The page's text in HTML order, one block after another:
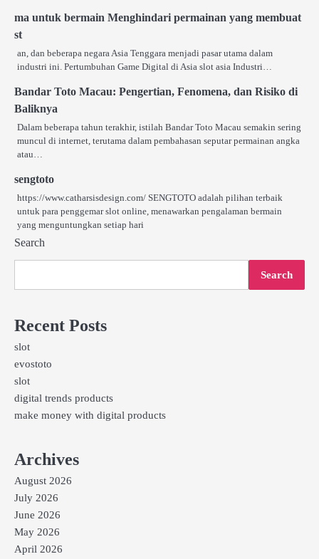
ma untuk bermain Menghindari permainan yang membuat
st
an, dan beberapa negara Asia Tenggara menjadi pasar utama dalam
industri ini. Pertumbuhan Game Digital di Asia slot asia Industri…
Bandar Toto Macau: Pengertian, Fenomena, dan Risiko di
Baliknya
Dalam beberapa tahun terakhir, istilah Bandar Toto Macau semakin sering
muncul di internet, terutama dalam pembahasan seputar permainan angka
atau…
sengtoto
https://www.catharsisdesign.com/ SENGTOTO adalah pilihan terbaik
untuk para penggemar slot online, menawarkan pengalaman bermain
yang menguntungkan setiap hari
Search
Search
Recent Posts
slot
evostoto
slot
digital trends products
make money with digital products
Archives
August 2026
July 2026
June 2026
May 2026
April 2026